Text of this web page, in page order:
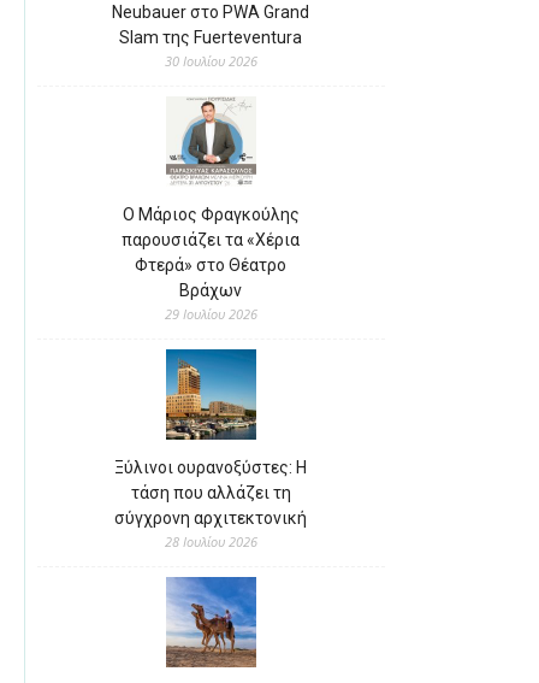
Neubauer στο PWA Grand
Slam της Fuerteventura
30 Ιουλίου 2026
Ο Μάριος Φραγκούλης
παρουσιάζει τα «Χέρια
Φτερά» στο Θέατρο
Βράχων
29 Ιουλίου 2026
Ξύλινοι ουρανοξύστες: Η
τάση που αλλάζει τη
σύγχρονη αρχιτεκτονική
28 Ιουλίου 2026